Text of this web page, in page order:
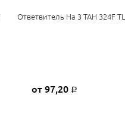
Ответвитель На 3 TAH 324F
от 97,20 Р